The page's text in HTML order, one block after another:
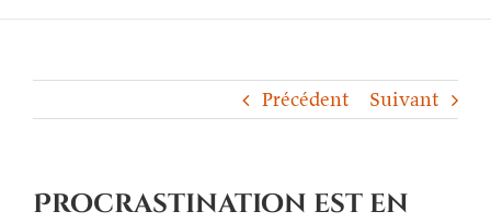
Précédent Suivant
Procrastination est en